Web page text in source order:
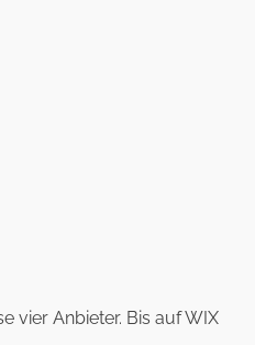
vier Anbieter. Bis auf WIX